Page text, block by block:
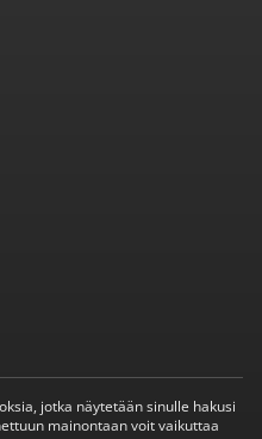
jotka näytetään sinulle hakusi
mainontaan voit vaikuttaa